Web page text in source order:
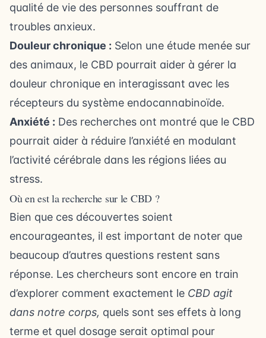
qualité de vie des personnes souffrant de
troubles anxieux.
Douleur chronique : Selon une étude menée sur
des animaux, le CBD pourrait aider à gérer la
douleur chronique en interagissant avec les
récepteurs du système endocannabinoïde.
Anxiété : Des recherches ont montré que le CBD
pourrait aider à réduire l’anxiété en modulant
l’activité cérébrale dans les régions liées au
stress.
Où en est la recherche sur le CBD ?
Bien que ces découvertes soient
encourageantes, il est important de noter que
beaucoup d’autres questions restent sans
réponse. Les chercheurs sont encore en train
d’explorer comment exactement le CBD agit
dans notre corps, quels sont ses effets à long
terme et quel dosage serait optimal pour